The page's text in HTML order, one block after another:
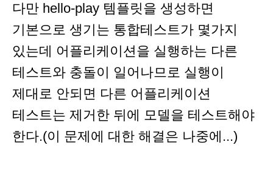
다만 hello-play 템플릿을 생성하면
기본으로 생기는 통합테스트가 몇가지
있는데 어플리케이션을 실행하는 다른
테스트와 충돌이 일어나므로 실행이
제대로 안되면 다른 어플리케이션
테스트는 제거한 뒤에 모델을 테스트해야
한다.(이 문제에 대한 해결은 나중에...)